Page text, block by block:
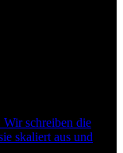
Wir schreiben die
skaliert aus und